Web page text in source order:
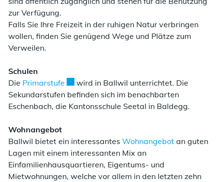
zur Verfügung.
Falls Sie Ihre Freizeit in der ruhigen Natur verbringen
wollen, finden Sie genügend Wege und Plätze zum
Verweilen.
Schulen
Die Primarstufe Externer Link wird in einem neuen
wird in Ballwil unterrichtet. Die
Sekundarstufen befinden sich im benachbarten
Eschenbach, die Kantonsschule Seetal in Baldegg.
Wohnangebot
Ballwil bietet ein interessantes Wohnangebot an guten
Lagen mit einem interessanten Mix an
Einfamilienhausquartieren, Eigentums- und
Mietwohnungen, welche vor allem in den letzten zehn